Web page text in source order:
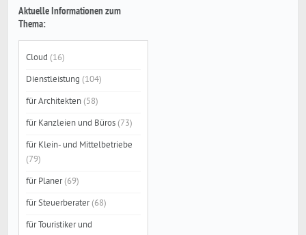
Aktuelle Informationen zum
Thema:
Cloud (16)
Dienstleistung (104)
für Architekten(58)
für Kanzleien und Büros(73)
für Klein- und Mittelbetriebe
(79)
für Planer(69)
für Steuerberater(68)
für Touristiker und